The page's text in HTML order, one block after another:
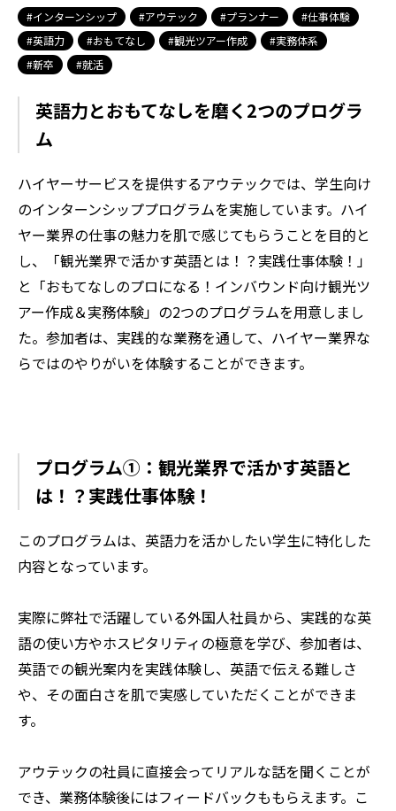
インターンシップ アウテック プランナー
仕事体験
英語力
おもてなし 観光ツアー作成
実務体系
新卒
就活
英語力とおもてなしを磨く2つのプログラ
ム
ハイヤーサービスを提供するアウテックでは、学生向け
のインターンシッププログラムを実施しています。ハイ
ヤー業界の仕事の魅力を肌で感じてもらうことを目的と
し、「観光業界で活かす英語とは！？実践仕事体験！」
と「おもてなしのプロになる！インバウンド向け観光ツ
アー作成＆実務体験」の2つのプログラムを用意しまし
た。参加者は、実践的な業務を通して、ハイヤー業界な
らではのやりがいを体験することができます。
プログラム①：観光業界で活かす英語と
は！？実践仕事体験！
このプログラムは、英語力を活かしたい学生に特化した
内容となっています。
実際に弊社で活躍している外国人社員から、実践的な英
語の使い方やホスピタリティの極意を学び、参加者は、
英語での観光案内を実践体験し、英語で伝える難しさ
や、その面白さを肌で実感していただくことができま
す。
アウテックの社員に直接会ってリアルな話を聞くことが
でき、業務体験後にはフィードバックももらえます。こ